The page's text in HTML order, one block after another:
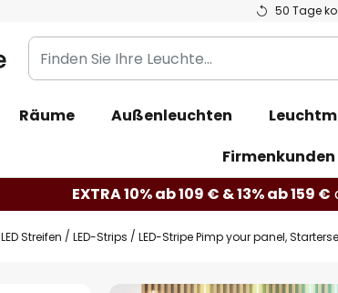
50 Tage
Finden
Sie
Leuchte...
Räume Außenleuchten
Firmenkunden
EXTRA 10% ab 109 € & 13% ab 159 €
LED Streifen LED-Strips LED-Stripe Pimp your panel,